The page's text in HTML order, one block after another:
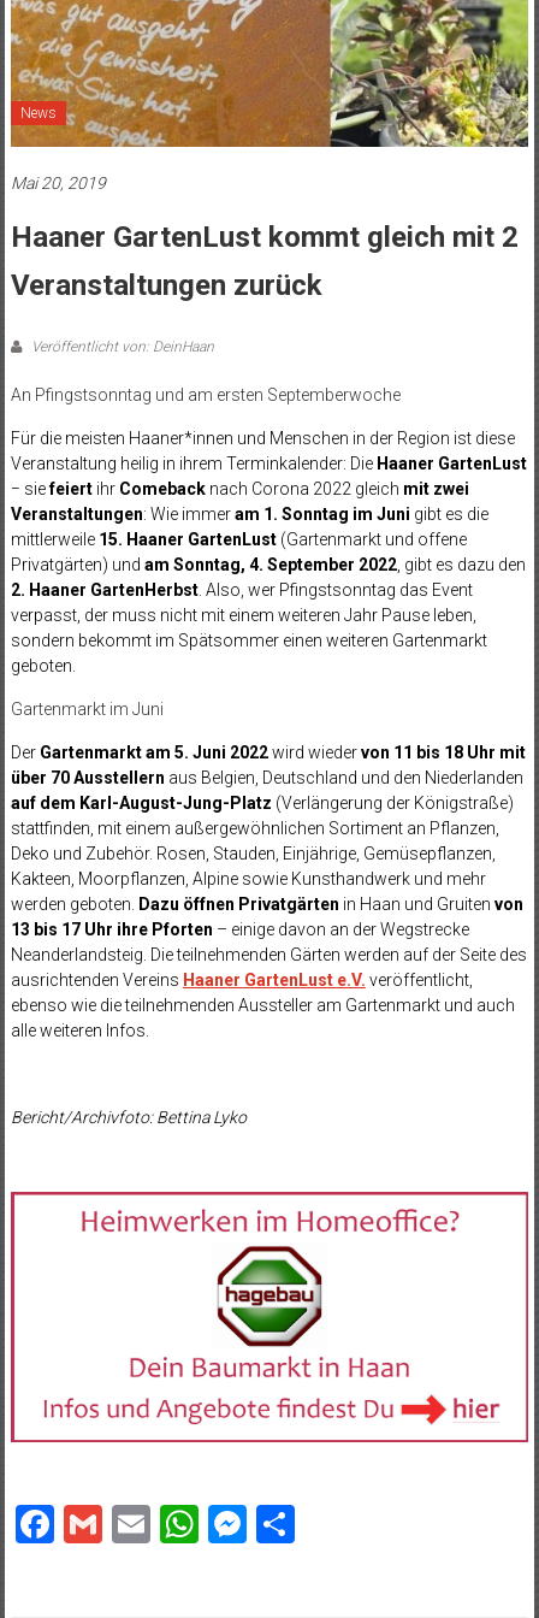
News
Mai 20, 2019
Haaner GartenLust kommt gleich mit 2
Veranstaltungen zurück
Veröffentlicht von: DeinHaan
An Pfingstsonntag und am ersten Septemberwoche
Für die meisten Haaner*innen und Menschen in der Region ist diese
Veranstaltung heilig in ihrem Terminkalender: Die Haaner GartenLust
− siefeiertihr Comebacknach Corona 2022 gleich mit zwei
Veranstaltungen: Wie immeram 1. Sonntag im Juni gibt es die
mittlerweile 15. Haaner GartenLust (Gartenmarkt und offene
Privatgärten) und am Sonntag, 4. September 2022, gibt es dazu den
2. Haaner GartenHerbst. Also, wer Pfingstsonntag das Event
verpasst, der muss nicht mit einem weiteren Jahr Pause leben,
sondern bekommt im Spätsommer einen weiteren Gartenmarkt
geboten.
Gartenmarkt im Juni
Der Gartenmarktam 5. Juni 2022wird wiedervon 11 bis 18 Uhr mit
über 70 Ausstellern aus Belgien, Deutschland und den Niederlanden
auf dem Karl-August-Jung-Platz (Verlängerung der Königstraße)
stattfinden, mit einem außergewöhnlichen Sortiment an Pflanzen,
Deko und Zubehör. Rosen, Stauden, Einjährige, Gemüsepflanzen,
Kakteen, Moorpflanzen, Alpine sowie Kunsthandwerk und mehr
werden geboten.
Dazu öffnen Privatgärten in Haan und Gruiten von
13 bis 17 Uhr ihre Pforten – einige davon an der Wegstrecke
Neanderlandsteig. Die teilnehmenden Gärten werden auf der Seite des
ausrichtenden Vereins Haaner GartenLust e.V. veröffentlicht,
ebenso wie die teilnehmenden Aussteller am Gartenmarkt und auch
alle weiteren Infos.
Bericht/Archivfoto: Bettina Lyko
Facebook
Gmail
EmailWhatsApp
Messenger
Teilen